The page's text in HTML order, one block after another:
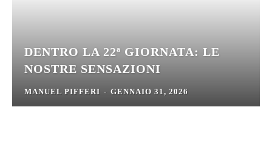
DENTRO LA 22ª GIORNATA: LE
NOSTRE SENSAZIONI
MANUEL PIFFERI - GENNAIO 31, 2026